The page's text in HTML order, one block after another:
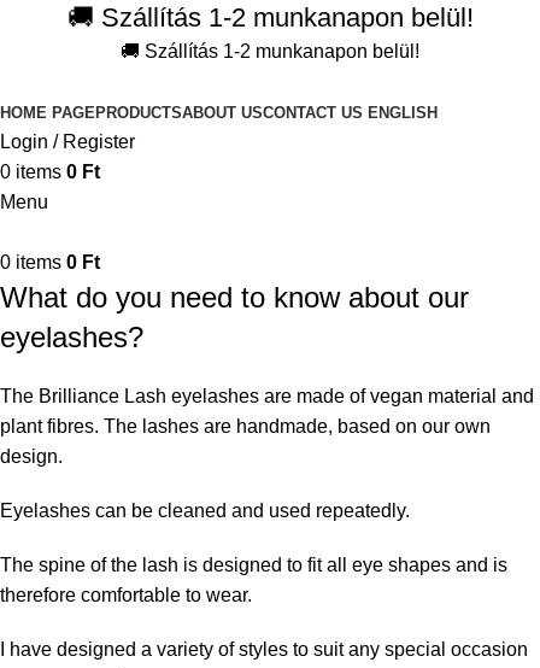
🚚 Szállítás 1-2 munkanapon belül!
🚚 Szállítás 1-2 munkanapon belül!
HOME PAGEPRODUCTSABOUT USCONTACT US ENGLISH
Login / Register
0 items 0 Ft
Menu
0 items 0 Ft
What do you need to know about our
eyelashes?
The Brilliance Lash eyelashes are made of vegan material and
plant fibres. The lashes are handmade, based on our own
design.
Eyelashes can be cleaned and used repeatedly.
The spine of the lash is designed to fit all eye shapes and is
therefore comfortable to wear.
I have designed a variety of styles to suit any special occasion